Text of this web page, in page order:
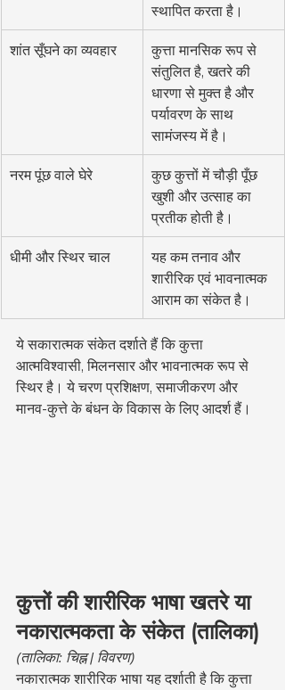
स्थापित करता है।
शांत सूँघने का व्यवहार
कुत्ता मानसिक रूप से
संतुलित है, खतरे की
धारणा से मुक्त है और
पर्यावरण के साथ
सामंजस्य में है।
नरम पूंछ वाले घेरे
कुछ कुत्तों में चौड़ी पूँछ
खुशी और उत्साह का
प्रतीक होती है।
धीमी और स्थिर चाल
यह कम तनाव और
शारीरिक एवं भावनात्मक
आराम का संकेत है।
ये सकारात्मक संकेत दर्शाते हैं कि कुत्ता
आत्मविश्वासी, मिलनसार और भावनात्मक रूप से
स्थिर है। ये चरण प्रशिक्षण, समाजीकरण और
मानव-कुत्ते के बंधन के विकास के लिए आदर्श हैं।
कुत्तों की शारीरिक भाषा खतरे या
नकारात्मकता के संकेत (तालिका)
(तालिका: चिह्न | विवरण)
नकारात्मक शारीरिक भाषा यह दर्शाती है कि कुत्ता